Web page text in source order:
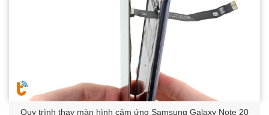
Quy trình thay màn hình cảm ứng Samsung Galaxy Note 20